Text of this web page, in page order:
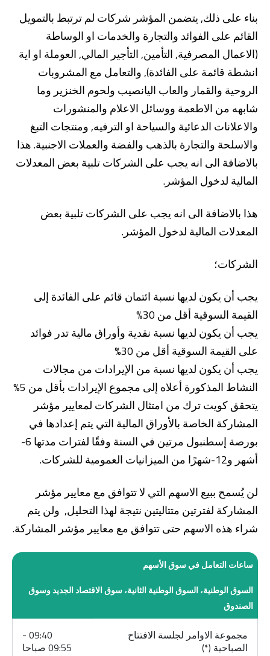
بناء على ذلك, يتضمن المؤشر شركات لم ترتبط بالتمويل
القائم على الفوائد والتجارة والخدمات او الوساطة
(الاعمال المصرفية, التأمين, التأجير المالي, العوملة او اية
انشطة قائمة على الفائدة), والتعامل مع المشروبات
الروحية والقمار والعاب اليانصيب ولحوم الخنزير وما
شابهه من الاطعمة ووسائل الاعلام والمنشورات
والاعلانات الدعائية والسياحة او الترفيه, ومنتجات التبغ
والاسلحة والتجارة بالذهب والفضة والعملات الاجنبية. هذا
بالاضافة الى انه يجب على الشركات تلبية بعض المعدلات
المالية لدخول المؤشر.
هذا بالاضافة الى انه يجب على الشركات تلبية بعض
المعدلات المالية لدخول المؤشر.
الشركات؛
يجب أن يكون لديها نسبة ائتمان قائم على الفائدة إلى
القيمة السوقية أقل من 30%
يجب أن يكون لديها نسبة نقدية وأوراق مالية تدر فوائد
على القيمة السوقية أقل من 30%
يجب أن يكون لديها نسبة من الإيرادات من مجالات
النشاط المذكورة أعلاه إلى مجموع الإيرادات بأقل من 5%
يتحقق كويت ترك من امتثال الشركات لمعايير مؤشر
المشاركة الخاصة بالأوراق المالية التي يتم إعدادها في
بورصة إسطنبول مرتين في السنة وفقًا لفترات مدتها 6-
أشهر و12-شهرًا من الميزانيات العمومية للشركات.
لن يُسمح ببيع الاسهم التي لا تتوافق مع معايير مؤشر
المشاركة لفترتين متتاليتين نتيجة لهذا التحليل, ولن يتم
شراء هذه الاسهم حتى تتوافق مع معايير مؤشر المشاركة.
ساعات التعامل في سوق الأسهم
السوق الوطنية، السوق الوطنية الثانية، سوق الاقتصاد الجديد وسوق
الصندوق
مجموعة الاوامر لجلسة الافتتاح
الصباحية (*)
09:40 -
09:55 صباحا